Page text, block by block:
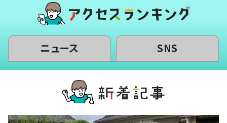
ニュース SNS